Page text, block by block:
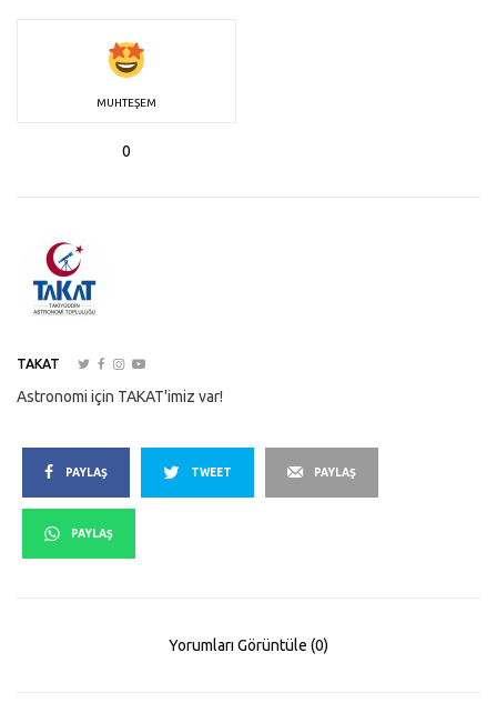
MUHTEŞEM
0
TAKAT
Astronomi için TAKAT'imiz var!
PAYLAŞ TWEET PAYLAŞ
PAYLAŞ
Yorumları Görüntüle (0)